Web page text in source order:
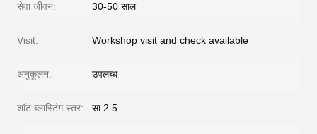
सेवा जीवन: 30-50 साल
Visit: Workshop visit and check available
अनुकूलन: उपलब्ध
शॉट ब्लास्टिंग स्तर: सा 2.5